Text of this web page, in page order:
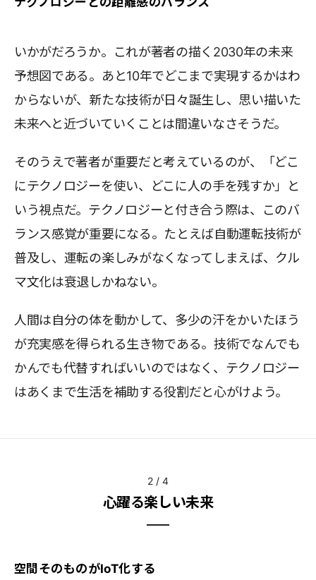
いかがだろうか。これが著者の描く2030年の未来
予想図である。あと10年でどこまで実現するかはわ
からないが、新たな技術が日々誕生し、思い描いた
未来へと近づいていくことは間違いなさそうだ。
そのうえで著者が重要だと考えているのが、「どこ
にテクノロジーを使い、どこに人の手を残すか」と
いう視点だ。テクノロジーと付き合う際は、このバ
ランス感覚が重要になる。たとえば自動運転技術が
普及し、運転の楽しみがなくなってしまえば、クル
マ文化は衰退しかねない。
人間は自分の体を動かして、多少の汗をかいたほう
が充実感を得られる生き物である。技術でなんでも
かんでも代替すればいいのではなく、テクノロジー
はあくまで生活を補助する役割だと心がけよう。
2 / 4
心躍る楽しい未来
空間そのものがIoT化する